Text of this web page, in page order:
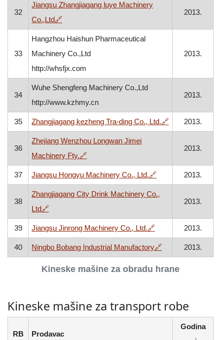
Kineske mašine za obradu hrane
32
Jiangsu Zhangjiagang luye Machinery
Co.,Ltd🔗, otvara se u novom prozoru
2013.
33
Hangzhou Haishun Pharmaceutical
Machinery Co.,Ltd
http://whsfjx.com
2013.
34
Wuhe Shengfeng Machinery Co.,Ltd
http://www.kzhmy.cn
2013.
35 Zhangjiagang kezheng Tra-ding Co., Ltd.🔗, otvara se u
2013.
36
Zhejiang Wenzhou Longwan Jimei
Machinery Fty.🔗, otvara se u novom prozoru
2013.
37 Jiangsu Hongyu Machinery Co., Ltd.🔗, otvara se u
2013.
38
Zhangjiagang City Drink Machinery Co.,
Ltd🔗, otvara se u novom prozoru
2013.
39 Jiangsu Jinrong Machinery Co., Ltd.🔗, otvara se u novom
2013.
40 Ningbo Bobang Industrial Manufactory🔗, otvara se u
2013.
Kineske mašine za transport robe
RB Prodavac
Godina